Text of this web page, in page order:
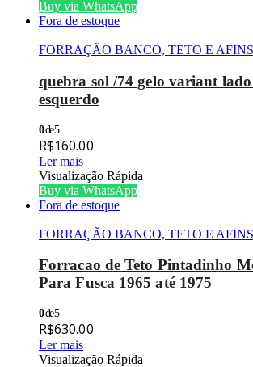
Buy via WhatsApp
Fora de estoque
FORRAÇÃO BANCO, TETO E AFINS
quebra sol /74 gelo variant
esquerdo
0de 5
R$160.00
Ler mais
Visualização Rápida
Buy via WhatsApp
Fora de estoque
FORRAÇÃO BANCO, TETO E AFINS
Forracao de Teto Pintadinho
Para Fusca 1965 até 1975
0de 5
R$630.00
Ler mais
Visualização Rápida